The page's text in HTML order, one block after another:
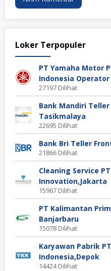
Loker Terpopuler
PT Yamaha Motor
Indonesia
27197 Dilihat
Bank Mandiri
Tasikmalaya
22695 Dilihat
Bank Bri Teller
21866 Dilihat
Cleaning Service
Innovation,Jakarta
15967 Dilihat
PT Kalimantan
Banjarbaru
15078 Dilihat
Karyawan Pabrik
Indonesia,Depok
14424 Dilihat